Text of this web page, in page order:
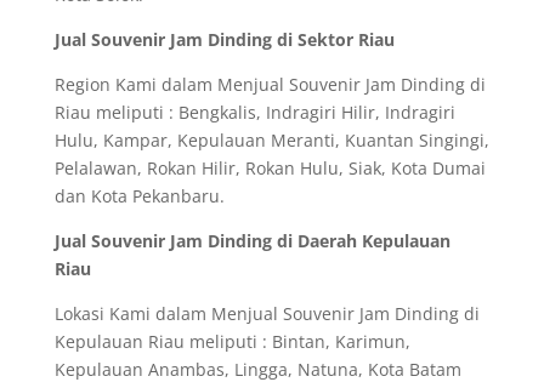
Jual Souvenir Jam Dinding di Sektor Riau
Region Kami dalam Menjual Souvenir Jam Dinding di
Riau meliputi : Bengkalis, Indragiri Hilir, Indragiri
Hulu, Kampar, Kepulauan Meranti, Kuantan Singingi,
Pelalawan, Rokan Hilir, Rokan Hulu, Siak, Kota Dumai
dan Kota Pekanbaru.
Jual Souvenir Jam Dinding di Daerah Kepulauan
Riau
Lokasi Kami dalam Menjual Souvenir Jam Dinding di
Kepulauan Riau meliputi : Bintan, Karimun,
Kepulauan Anambas, Lingga, Natuna, Kota Batam